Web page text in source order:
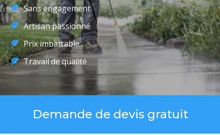
Sans engagement
Artisan passionné
Prix imbattable
Travail de qualité
Demande de devis gratuit